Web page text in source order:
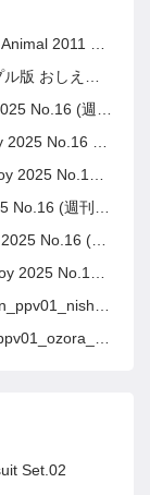
マル 2011年11号)
！ななみ先生
ーイ 2025年16号)
ーイ 2025年16号)
ーイ 2025年16号)
ーイ 2025年16号)
ーイ 2025年16号)
ーイ 2025年16号)
Set.02